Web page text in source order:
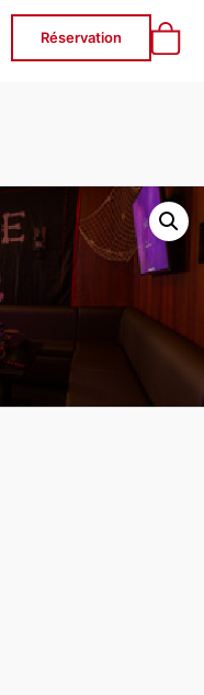
RED CORNER
Réservation